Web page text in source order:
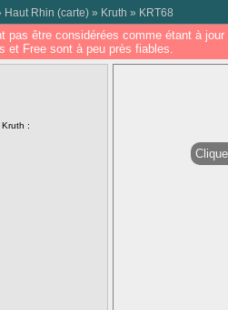
Haut Rhin (carte) » Kruth » KRT68
pas être considérées comme étant à
et Free sont à peu près fiables.
: